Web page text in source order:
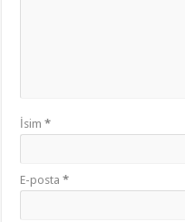
İsim*
E-posta*